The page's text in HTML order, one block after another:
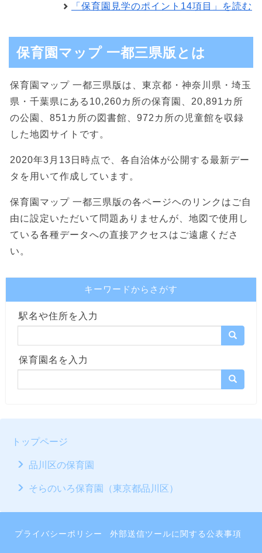
「保育園見学のポイント14項目」を読む
保育園マップ 一都三県版とは
保育園マップ 一都三県版は、東京都・神奈川県・埼玉
県・千葉県にある10,260カ所の保育園、20,891カ所
の公園、851カ所の図書館、972カ所の児童館を収録
した地図サイトです。
2020年3月13日時点で、各自治体が公開する最新デー
タを用いて作成しています。
保育園マップ 一都三県版の各ページヘのリンクはご自
由に設定いただいて問題ありませんが、地図で使用し
ている各種データへの直接アクセスはご遠慮くださ
い。
キーワードからさがす
駅名や住所を入力
保育園名を入力
トップページ
品川区の保育園
そらのいろ保育園（東京都品川区）
プライバシーポリシー 外部送信ツールに関する公表事項